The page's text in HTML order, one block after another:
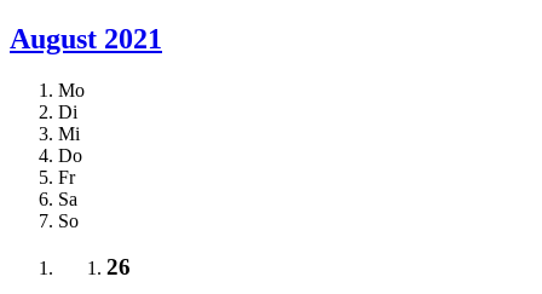
August 2021
Mo
Di
Mi
Do
Fr
Sa
So
26